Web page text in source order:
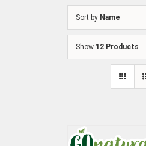
Sort by Name
Show 12 Products